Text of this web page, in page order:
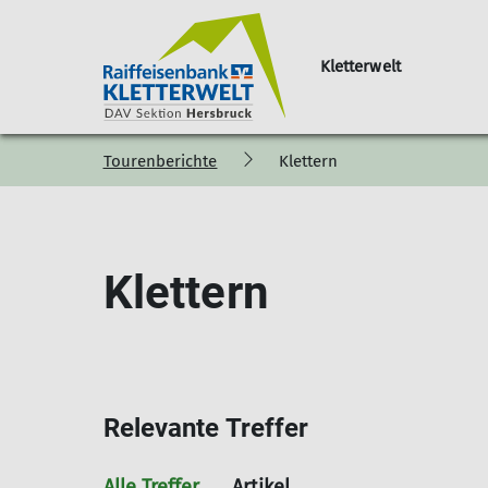
Kletterwelt
Kursangebot
Eintrittspreise Öffnungszeiten Formulare
Tourenberichte Klettern
Klettern
Relevante Treffer